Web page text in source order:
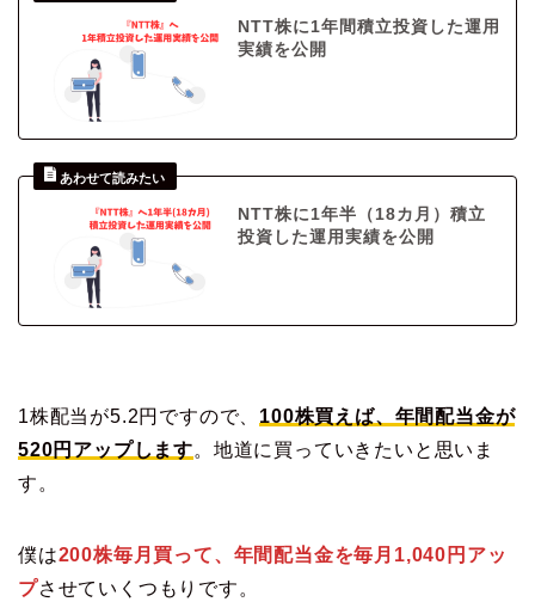
NTT株に1年間積立投資した運用
実績を公開
NTT株に1年半（18カ月）積立
投資した運用実績を公開
1株配当が5.2円ですので、 100株買えば、年間配当金が
520円アップします。地道に買っていきたいと思いま
す。
僕は200株毎月買って、年間配当金を毎月1,040円アッ
プさせていくつもりです。